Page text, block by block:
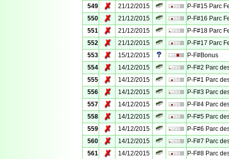
549
✗ 21/12/2015
P-F#15 Parc
550
✗ 21/12/2015
P-F#16 Parc
551
✗ 21/12/2015
P-F#18 Parc
552
✗ 21/12/2015
P-F#17 Parc
553
✗ 15/12/2015
P-F#Bonus
554
✗ 14/12/2015
P-F#2 Parc
555
✗ 14/12/2015
P-F#1 Parc
556
✗ 14/12/2015
P-F#3 Parc
557
✗ 14/12/2015
P-F#4 Parc
558
✗ 14/12/2015
P-F#5 Parc
559
✗ 14/12/2015
P-F#6 Parc
560
✗ 14/12/2015
P-F#7 Parc
561
✗ 14/12/2015
P-F#8 Parc